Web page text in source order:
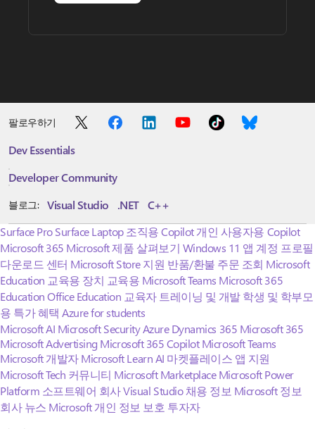
팔로우하기
Dev Essentials
Developer Community
블로그: Visual Studio .NET C++
Surface Pro Surface Laptop 조직용 Copilot개인 사용자용 Copilot
Microsoft 365 Microsoft 제품 살펴보기 Windows 11 앱 계정 프로필
다운로드 센터 Microsoft Store 지원 반품/환불 주문 조회 Microsoft
Education 교육용 장치 교육용 Microsoft Teams Microsoft 365
Education Office Education 교육자 트레이닝 및 개발학생 및 학부모
용 특가 혜택 Azure for students
Microsoft AI Microsoft SecurityAzure Dynamics 365 Microsoft 365
Microsoft Advertising Microsoft 365 Copilot Microsoft Teams
Microsoft 개발자 Microsoft LearnAI 마켓플레이스 앱 지원
Microsoft Tech 커뮤니티 Microsoft Marketplace Microsoft Power
Platform 소프트웨어 회사Visual Studio 채용 정보 Microsoft 정보
회사 뉴스 Microsoft 개인 정보 보호 투자자